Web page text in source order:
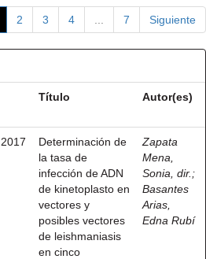
2 3 4 7 Siguiente
Título Autor(es)
2017
Determinación de
la tasa de
infección de ADN
de kinetoplasto en
vectores y
posibles vectores
de leishmaniasis
en cinco
Zapata
Mena,
Sonia, dir. ;
Basantes
Arias,
Edna Rubí